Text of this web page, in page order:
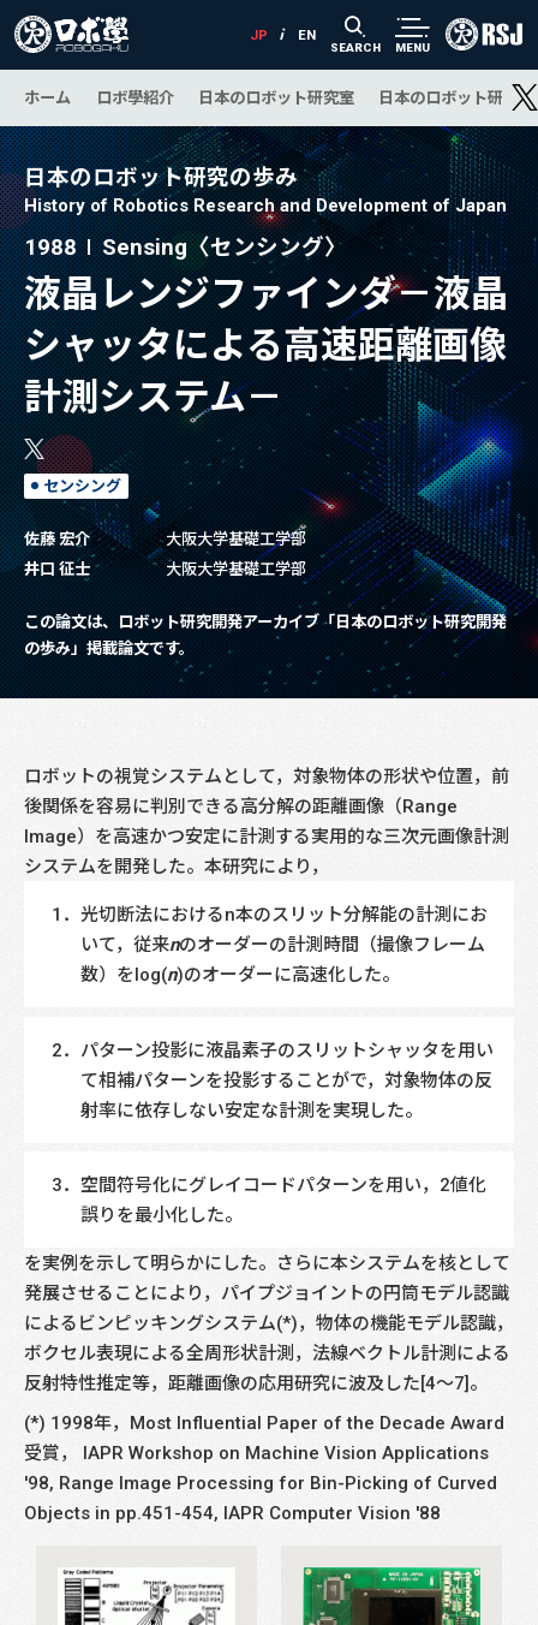
SEARCH MENU
ホーム ロボ學紹介 日本のロボット研究室 日本のロボット研究
日本のロボット研究の歩み
History of Robotics Research and Development of Japan
1988 Sensing〈センシング〉
液晶レンジファインダ－液晶
シャッタによる高速距離画像
計測システム－
センシング
佐藤 宏介
大阪大学基礎工学部
井口 征士
大阪大学基礎工学部
この論文は、ロボット研究開発アーカイブ「日本のロボット研究開発
の歩み」掲載論文です。
ロボットの視覚システムとして，対象物体の形状や位置，前
後関係を容易に判別できる高分解の距離画像（Range
Image）を高速かつ安定に計測する実用的な三次元画像計測
システムを開発した。本研究により，
光切断法におけるn本のスリット分解能の計測にお
いて，従来nのオーダーの計測時間（撮像フレーム
数）をlog(n)のオーダーに高速化した。
パターン投影に液晶素子のスリットシャッタを用い
て相補パターンを投影することがで，対象物体の反
射率に依存しない安定な計測を実現した。
空間符号化にグレイコードパターンを用い，2値化
誤りを最小化した。
を実例を示して明らかにした。さらに本システムを核として
発展させることにより，パイプジョイントの円筒モデル認識
によるビンピッキングシステム(*)，物体の機能モデル認識，
ボクセル表現による全周形状計測，法線ベクトル計測による
反射特性推定等，距離画像の応用研究に波及した[4～7]。
(*) 1998年，Most Influential Paper of the Decade Award
受賞， IAPR Workshop on Machine Vision Applications
'98, Range Image Processing for Bin-Picking of Curved
Objects in pp.451-454, IAPR Computer Vision '88